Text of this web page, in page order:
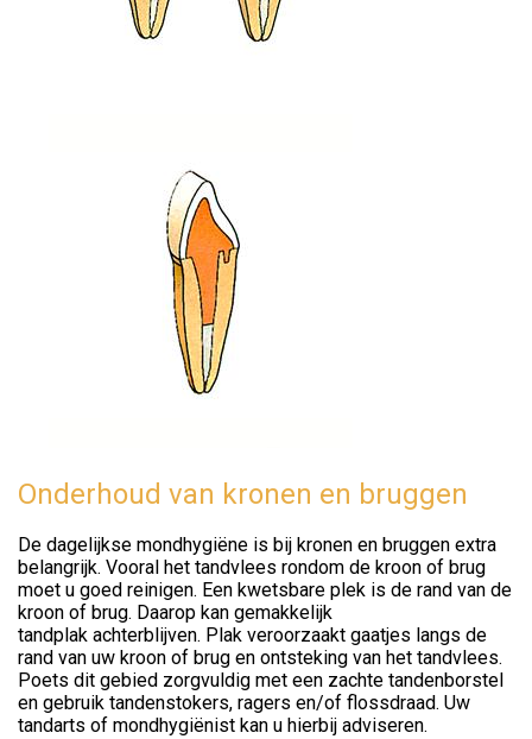
Onderhoud van kronen en bruggen
De dagelijkse mondhygiëne is bij kronen en bruggen extra
belangrijk. Vooral het tandvlees rondom de kroon of brug
moet u goed reinigen. Een kwetsbare plek is de rand van de
kroon of brug. Daarop kan gemakkelijk
tandplak achterblijven. Plak veroorzaakt gaatjes langs de
rand van uw kroon of brug en ontsteking van het tandvlees.
Poets dit gebied zorgvuldig met een zachte tandenborstel
en gebruik tandenstokers, ragers en/of flossdraad. Uw
tandarts of mondhygiënist kan u hierbij adviseren.